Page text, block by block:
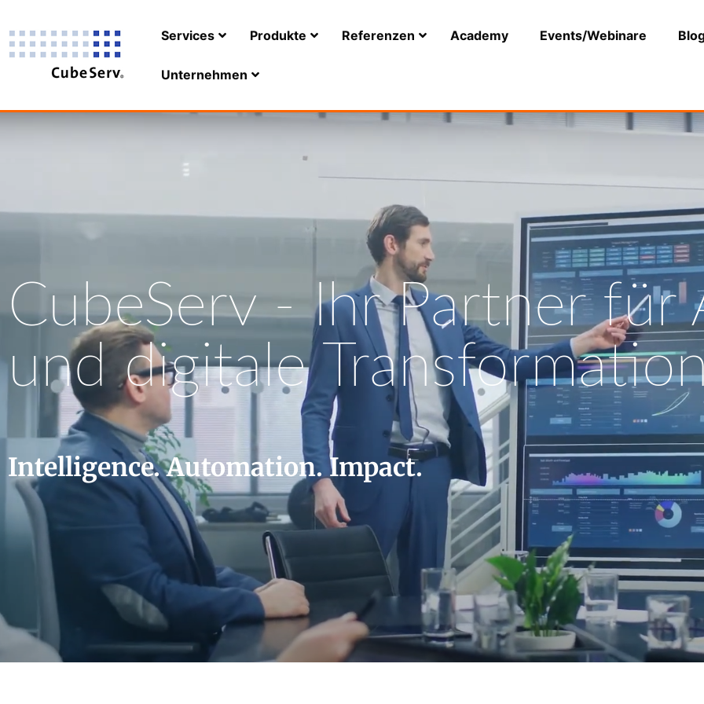
Services Produkte Referenzen Academy Events/Webinare
Unternehmen
CubeServ - Ihr Partner für
und digitale
Intelligence. Automation. Impact.